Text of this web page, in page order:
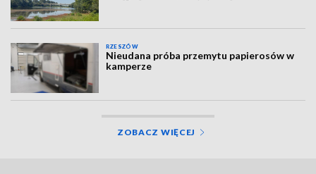
RZESZÓW
Nieudana próba przemytu papierosów w
kamperze
ZOBACZ WIĘCEJ